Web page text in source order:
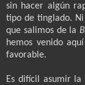
sin hacer algún
tipo de tinglado.
que salimos de la
hemos venido
favorable.
Es difícil asumir